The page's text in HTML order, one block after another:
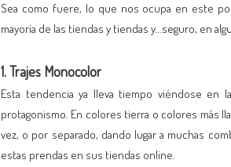
Sea como fuere, lo que nos ocupa en este
mayoría de las tiendas y tiendas y…seguro, en
1. Trajes Monocolor
Esta tendencia ya lleva tiempo viéndose en
protagonismo. En colores tierra o colores más
vez, o por separado, dando lugar a muchas
estas prendas en sus tiendas online.